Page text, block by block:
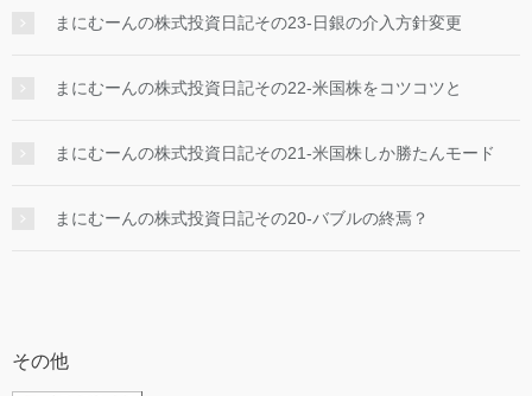
まにむーんの株式投資日記その23-日銀の介入方針変更
まにむーんの株式投資日記その22-米国株をコツコツと
まにむーんの株式投資日記その21-米国株しか勝たんモード
まにむーんの株式投資日記その20-バブルの終焉？
その他